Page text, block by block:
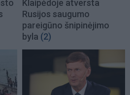
Klaipėdoje atversta
Rusijos saugumo
pareigūno šnipinėjimo
byla (2)